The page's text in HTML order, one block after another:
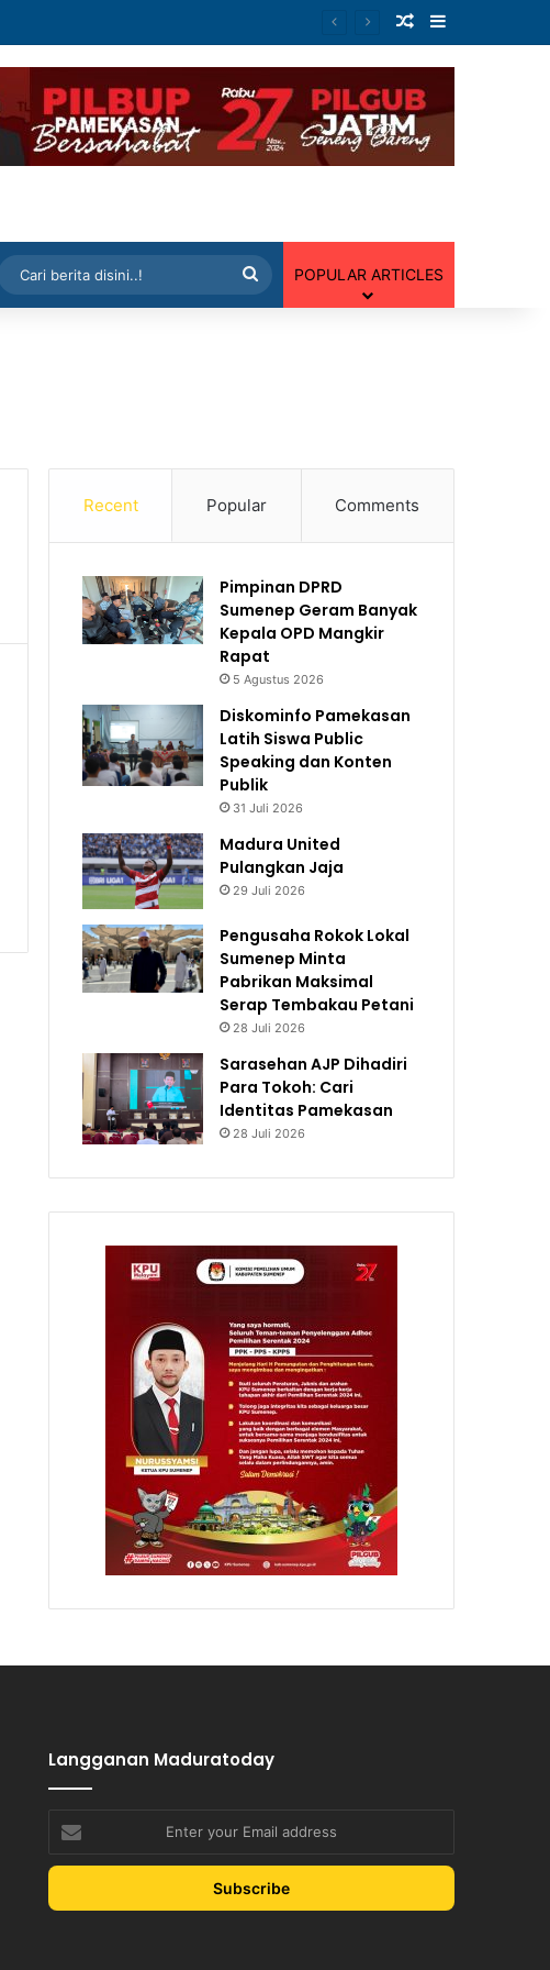
Artikel Random
Artikel Random
berita
POPULAR ARTICLES
Recent Popular Comments
Pimpinan DPRD
Sumenep Geram Banyak
Kepala OPD Mangkir
Rapat
5 Agustus 2026
Diskominfo Pamekasan
Latih Siswa Public
Speaking dan Konten
Publik
31 Juli 2026
Madura United
Pulangkan Jaja
29 Juli 2026
Pengusaha Rokok Lokal
Sumenep Minta
Pabrikan Maksimal
Serap Tembakau Petani
28 Juli 2026
Sarasehan AJP Dihadiri
Para Tokoh: Cari
Identitas Pamekasan
28 Juli 2026
Langganan Maduratoday
your
Email